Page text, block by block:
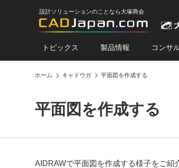
設計ソリューションのことなら大塚商会
トピックス 製品情報 コンサ
ホーム キャドウガ 平面図を作成する
平面図を作成する
AIDRAWで平面図を作成する様子をご紹